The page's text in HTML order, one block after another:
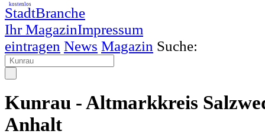
StadtBranche
Ihr MagazinImpressum
kostenlos
eintragen News Magazin Suche:
Kunrau - Altmarkkreis
Anhalt